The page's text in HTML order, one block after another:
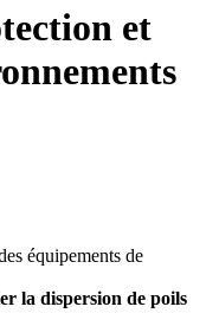
et
équipements de
la dispersion de poils